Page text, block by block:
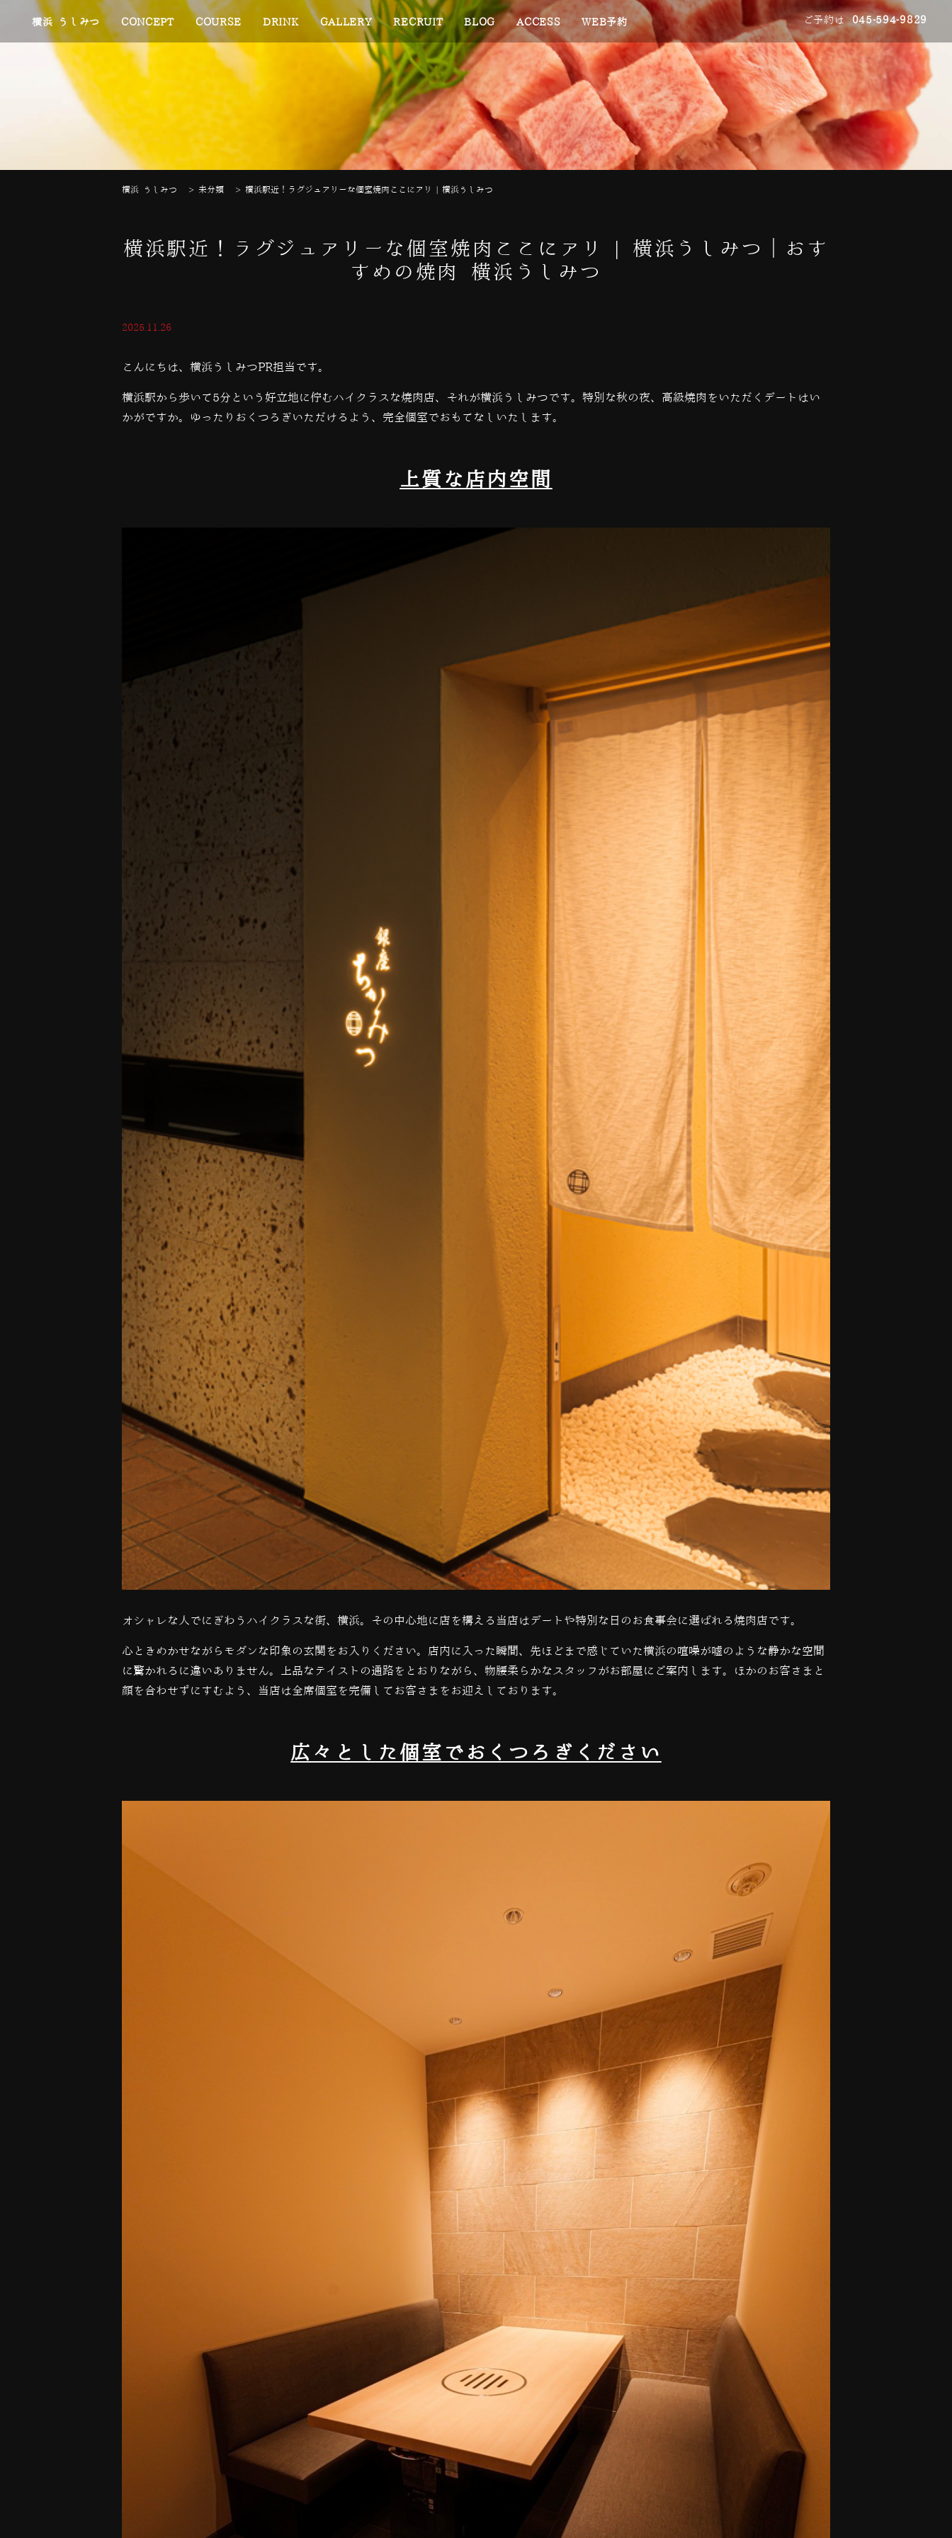
横浜 うしみつ CONCEPT COURSE DRINK GALLERY RECRUIT BLOG ACCESS WEB予約 ご予約は 045-594-9829
横浜 うしみつ > 未分類 > 横浜駅近！ラグジュアリーな個室焼肉ここにアリ | 横浜うしみつ
横浜駅近！ラグジュアリーな個室焼肉ここにアリ | 横浜うしみつ｜おす
すめの焼肉 横浜うしみつ
2025.11.26
こんにちは、横浜うしみつPR担当です。
横浜駅から歩いて5分という好立地に佇むハイクラスな焼肉店、それが横浜うしみつです。特別な秋の夜、高級焼肉をいただくデートはい
かがですか。ゆったりおくつろぎいただけるよう、完全個室でおもてなしいたします。
上質な店内空間
オシャレな人でにぎわうハイクラスな街、横浜。その中心地に店を構える当店はデートや特別な日のお食事会に選ばれる焼肉店です。
心ときめかせながらモダンな印象の玄関をお入りください。店内に入った瞬間、先ほどまで感じていた横浜の喧噪が嘘のような静かな空間
に驚かれるに違いありません。上品なテイストの通路をとおりながら、物腰柔らかなスタッフがお部屋にご案内します。ほかのお客さまと
顔を合わせずにすむよう、当店は全席個室を完備してお客さまをお迎えしております。
広々とした個室でおくつろぎください